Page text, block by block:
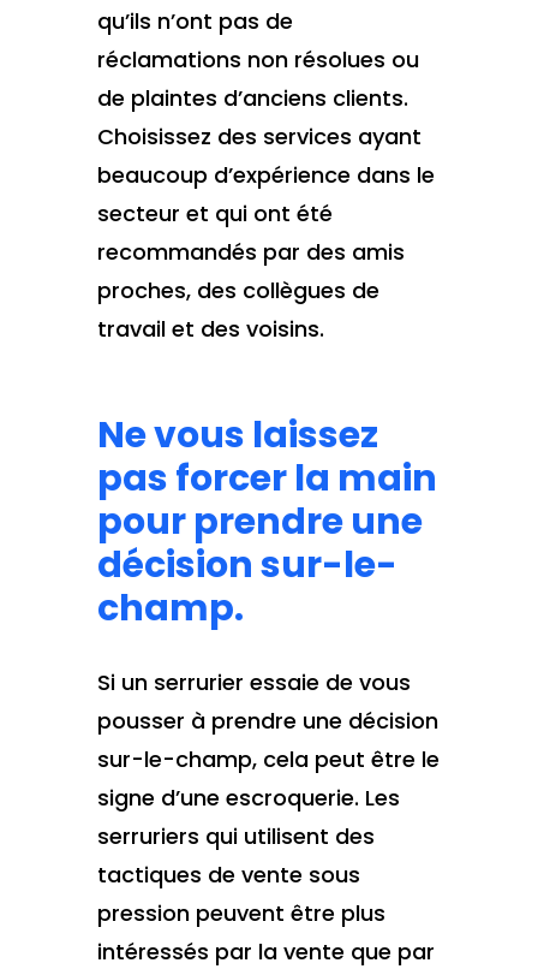
qu’ils n’ont pas de
réclamations non résolues ou
de plaintes d’anciens clients.
Choisissez des services ayant
beaucoup d’expérience dans le
secteur et qui ont été
recommandés par des amis
proches, des collègues de
travail et des voisins.
Ne vous laissez
pas forcer la main
pour prendre une
décision sur-le-
champ.
Si un serrurier essaie de vous
pousser à prendre une décision
sur-le-champ, cela peut être le
signe d’une escroquerie. Les
serruriers qui utilisent des
tactiques de vente sous
pression peuvent être plus
intéressés par la vente que par